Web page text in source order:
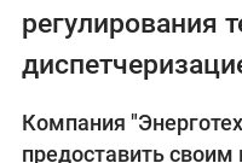
регулирования
Компания
предоставить